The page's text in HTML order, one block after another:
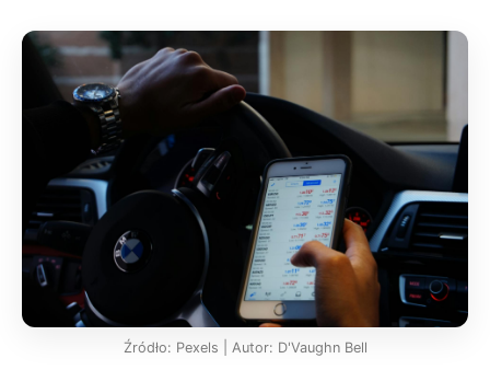
Źródło: Pexels | Autor: D'Vaughn Bell